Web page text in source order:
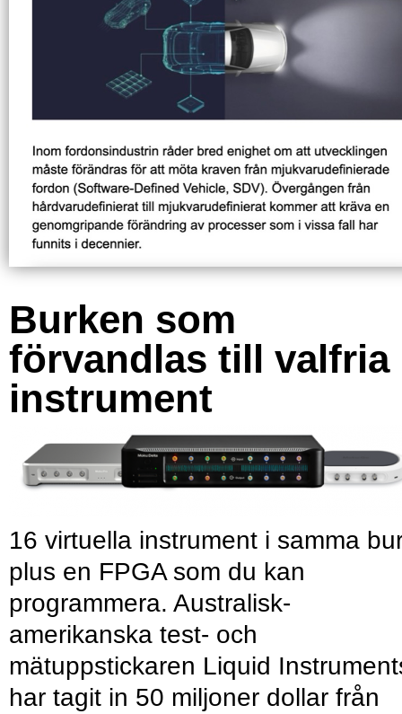
Burken som
förvandlas till valfria
instrument
16 virtuella instrument i samma
plus en FPGA som du kan
programmera. Australisk-
amerikanska test- och
mätuppstickaren Liquid
har tagit in 50 miljoner dollar från